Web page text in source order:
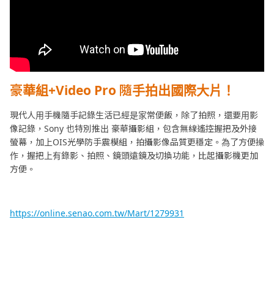
豪華組+Video Pro 隨手拍出國際大片！
現代人用手機隨手記錄生活已經是家常便飯，除了拍照，還要用影
像記錄，Sony 也特別推出 豪華攝影組，包含無線遙控握把及外接
螢幕，加上OIS光學防手震模組，拍攝影像品質更穩定。為了方便操
作，握把上有錄影、拍照、鏡頭遠鏡及切換功能，比起攝影機更加
方便。
https://online.senao.com.tw/Mart/1279931